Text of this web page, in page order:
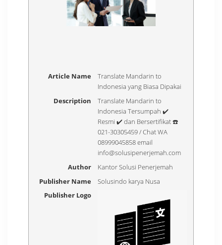
Article Name
Translate Mandarin to
Indonesia yang Biasa Dipakai
Description
Translate Mandarin to
Indonesia Tersumpah ✔️
Resmi ✔️ dan Bersertifikat ☎️
021-30305459 / Chat WA
08999045858 email
info@solusipenerjemah.com
Author
Kantor Solusi Penerjemah
Publisher Name
Solusindo karya Nusa
Publisher Logo